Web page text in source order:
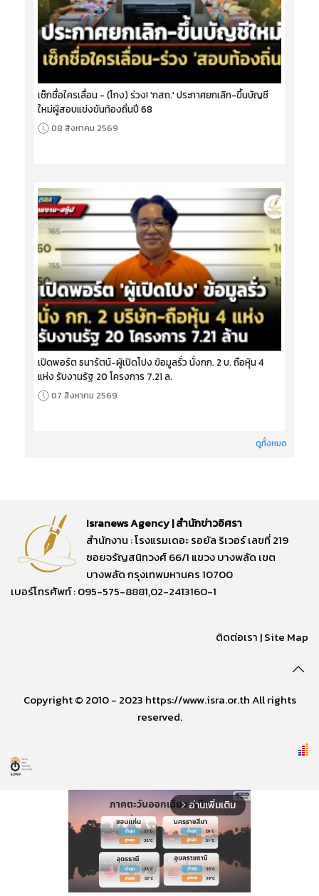
เช็กชื่อใครเลื่อน - (โกง) ร่วง! 'กสถ.' ประกาศยกเลิก-ขึ้นบัญชี
ใหม่ผู้สอบแข่งขันท้องถิ่นปี 68
08 สิงหาคม 2569
เปิดพอร์ต ธนารัตน์-ผู้เปิดโปง ข้อมูลรั่ว นั่งกก. 2 บ. ถือหุ้น 4
แห่ง รับงานรัฐ 20 โครงการ 7.21 ล.
07 สิงหาคม 2569
ดูทั้งหมด
Isranews Agency | สำนักข่าวอิศรา
สำนักงาน : โรงแรมเดอะ รอยัล ริเวอร์ เลขที่ 219
ซอยจรัญสนิทวงศ์ 66/1 แขวง บางพลัด เขต
บางพลัด กรุงเทพมหานคร 10700
เบอร์โทรศัพท์ : 095-575-8881,02-2413160-1
ติดต่อเรา |Site Map
Copyright © 2010 - 2023 https://www.isra.or.th All rights
reserved.
arrow_forward_ios อ่านเพิ่มเติม